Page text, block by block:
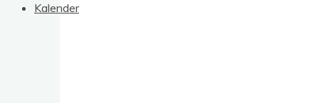
Kalender